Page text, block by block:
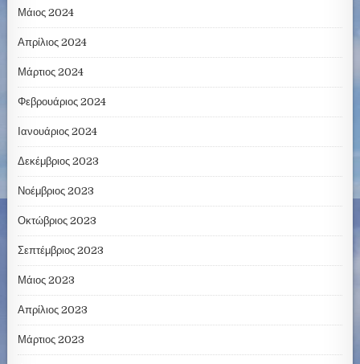
Μάιος 2024
Απρίλιος 2024
Μάρτιος 2024
Φεβρουάριος 2024
Ιανουάριος 2024
Δεκέμβριος 2023
Νοέμβριος 2023
Οκτώβριος 2023
Σεπτέμβριος 2023
Μάιος 2023
Απρίλιος 2023
Μάρτιος 2023